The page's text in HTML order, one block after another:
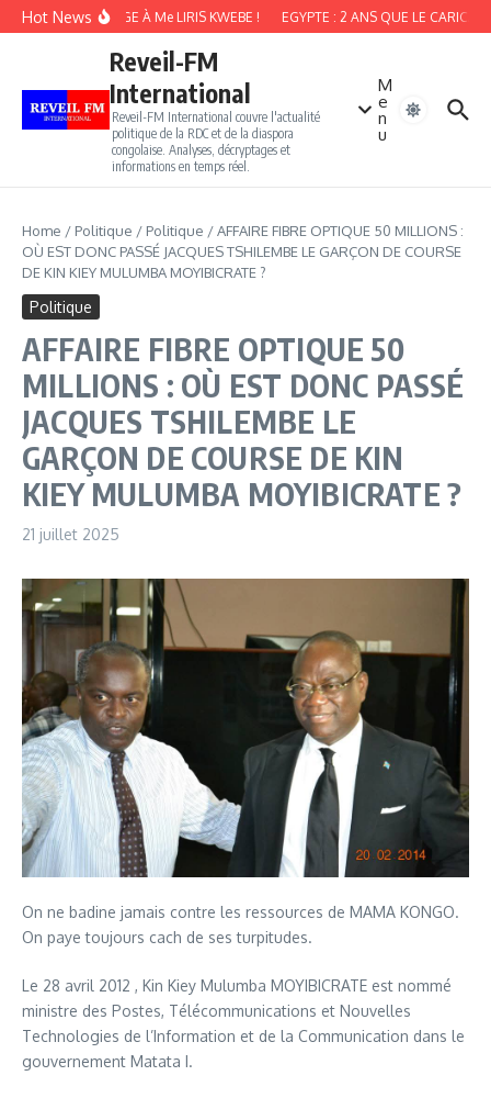
Aller au contenu
Hot NewsHOMMAGE À Me LIRIS KWEBE ! EGYPTE : 2 ANS QUE LE
Reveil-FM
International
Reveil-FM International couvre l'actualité
politique de la RDC et de la diaspora
congolaise. Analyses, décryptages et
informations en temps réel.
M
e
n
u
Home / Politique / Politique /AFFAIRE FIBRE OPTIQUE 50 MILLIONS :
OÙ EST DONC PASSÉ JACQUES TSHILEMBE LE GARÇON DE COURSE
DE KIN KIEY MULUMBA MOYIBICRATE ?
Politique
AFFAIRE FIBRE OPTIQUE 50
MILLIONS : OÙ EST DONC PASSÉ
JACQUES TSHILEMBE LE
GARÇON DE COURSE DE KIN
KIEY MULUMBA MOYIBICRATE ?
21 juillet 2025
On ne badine jamais contre les ressources de MAMA KONGO.
On paye toujours cach de ses turpitudes.
Le 28 avril 2012 , Kin Kiey Mulumba MOYIBICRATE est nommé
ministre des Postes, Télécommunications et Nouvelles
Technologies de l’Information et de la Communication dans le
gouvernement Matata I.